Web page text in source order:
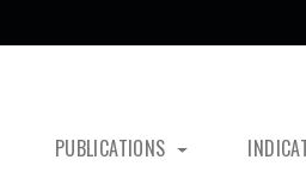
PUBLICATIONS